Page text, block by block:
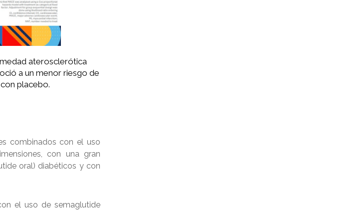
aterosclerótica
a un menor riesgo de
placebo.
combinados con el uso
con una gran
oral) diabéticos y con
el uso de semaglutide